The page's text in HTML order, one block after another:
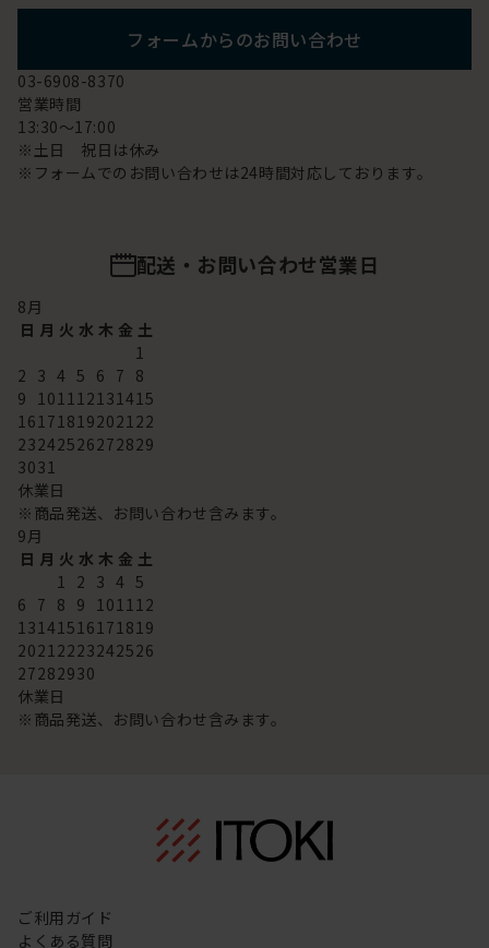
フォームからのお問い合わせ
03-6908-8370
営業時間
13:30～17:00
※土日 祝日は休み
※フォームでのお問い合わせは24時間対応しております。
配送・お問い合わせ営業日
8月
日 月 火 水 木 金 土
1
2 3 4 5 6 7 8
9 101112131415
16171819202122
23242526272829
3031
休業日
※商品発送、お問い合わせ含みます。
9月
日 月 火 水 木 金 土
1 2 3 4 5
6 7 8 9 101112
13141516171819
20212223242526
27282930
休業日
※商品発送、お問い合わせ含みます。
ご利用ガイド
よくある質問